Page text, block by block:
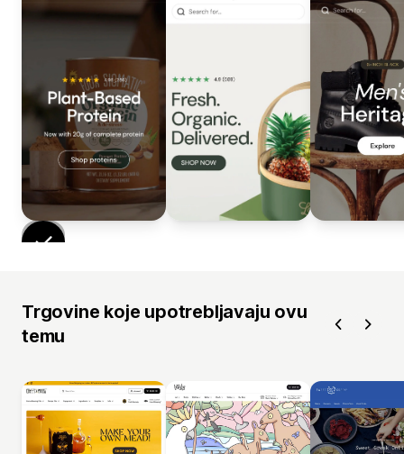
Trgovine koje upotrebljavaju ovu
temu